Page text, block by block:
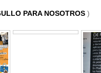
PARA NOSOTROS )